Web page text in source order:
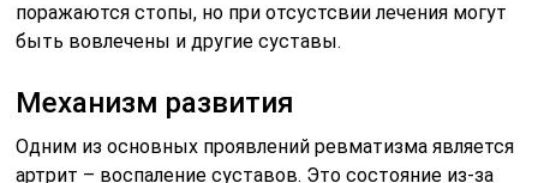
поражаются стопы, но при отсустсвии лечения могут
быть вовлечены и другие суставы.
Механизм развития
Одним из основных проявлений ревматизма является
артрит – воспаление суставов. Это состояние из-за